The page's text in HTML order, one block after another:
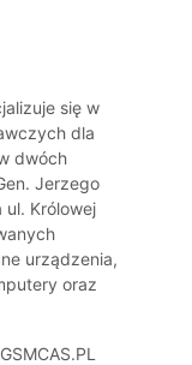
się w
dla
dwóch
Jerzego
Królowej
urządzenia,
oraz